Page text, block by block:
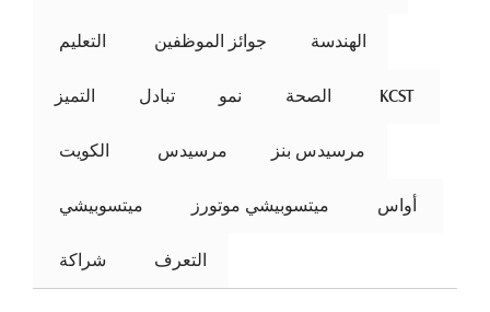
جوائز الموظفين الهندسة
التميز تبادل نمو الصحة KCST
مرسيدس مرسيدس بنز
ميتسوبيشي موتورز
التعرف